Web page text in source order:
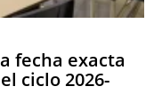
fecha exacta
ciclo 2026-